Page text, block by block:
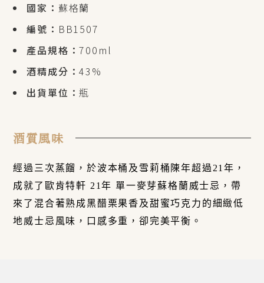
國家： 蘇格蘭
編號： BB1507
產品規格：700ml
酒精成分：43%
出貨單位：瓶
酒質風味
經過三次蒸餾，於波本桶及雪莉桶陳年超過21年，
成就了歐肯特軒 21年 單一麥芽蘇格蘭威士忌，帶
來了混合著熟成黑醋栗果香及甜蜜巧克力的細緻低
地威士忌風味，口感多重，卻完美平衡。